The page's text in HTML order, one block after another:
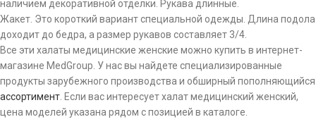
наличием декоративной отделки. Рукава длинные.
Жакет. Это короткий вариант специальной одежды. Длина подола
доходит до бедра, а размер рукавов составляет 3/4.
Все эти халаты медицинские женские можно купить в интернет-
магазине MedGroup. У нас вы найдете специализированные
продукты зарубежного производства и обширный пополняющийся
ассортимент . Если вас интересует халат медицинский женский,
цена моделей указана рядом с позицией в каталоге.